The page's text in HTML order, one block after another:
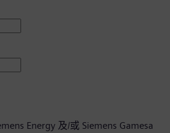
Energy 及/或 Siemens Gamesa